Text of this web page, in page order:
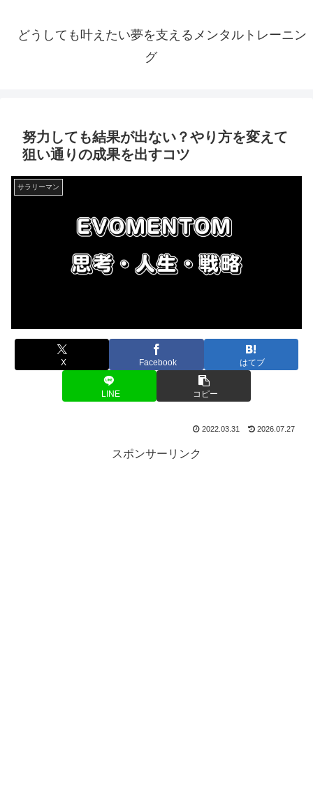
どうしても叶えたい夢を支えるメンタルトレーニン
グ
努力しても結果が出ない？やり方を変えて
狙い通りの成果を出すコツ
サラリーマン
X Facebook はてブ
LINE コピー
2022.03.31 2026.07.27
スポンサーリンク